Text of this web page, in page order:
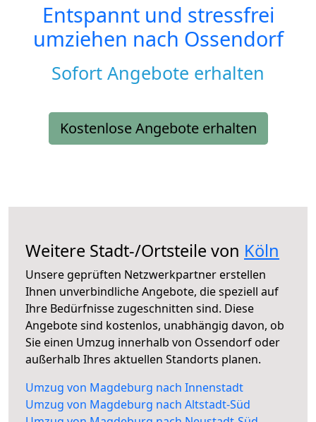
Entspannt und stressfrei
umziehen nach Ossendorf
Sofort Angebote erhalten
Kostenlose Angebote erhalten
Weitere Stadt-/Ortsteile von Köln
Unsere geprüften Netzwerkpartner erstellen
Ihnen unverbindliche Angebote, die speziell auf
Ihre Bedürfnisse zugeschnitten sind. Diese
Angebote sind kostenlos, unabhängig davon, ob
Sie einen Umzug innerhalb von Ossendorf oder
außerhalb Ihres aktuellen Standorts planen.
Umzug von Magdeburg nach Innenstadt
Umzug von Magdeburg nach Altstadt-Süd